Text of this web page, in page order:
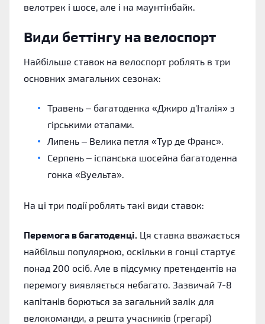
велотрек і шосе, але і на маунтінбайк.
Види беттінгу на велоспорт
Найбільше ставок на велоспорт роблять в три
основних змагальних сезонах:
Травень – багатоденка «Джиро д'Італія» з
гірськими етапами.
Липень – Велика петля «Тур де Франс».
Серпень – іспанська шосейна багатоденна
гонка «Вуельта».
На ці три події роблять такі види ставок:
Перемога в багатоденці. Ця ставка вважається
найбільш популярною, оскільки в гонці стартує
понад 200 осіб. Але в підсумку претендентів на
перемогу виявляється небагато. Зазвичай 7-8
капітанів борються за загальний залік для
велокоманди, а решта учасників (грегарі)